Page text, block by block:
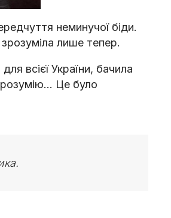
неминучої біди.
лише тепер.
всієї України, бачила
розумію… Це було